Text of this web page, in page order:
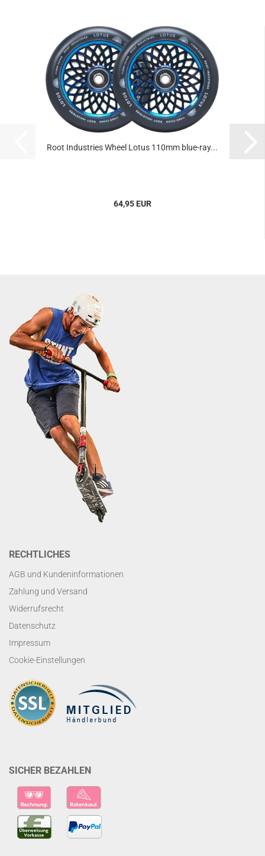
Root Industries Wheel Lotus 110mm blue-ray...
64,95 EUR
RECHTLICHES
AGB und Kundeninformationen
Zahlung und Versand
Widerrufsrecht
Datenschutz
Impressum
Cookie-Einstellungen
SICHER BEZAHLEN